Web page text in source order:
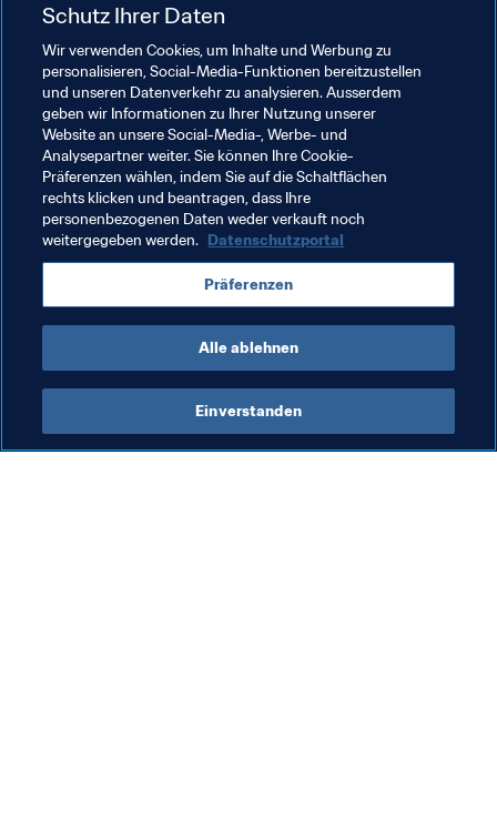
"Nach dem Spiel in Spanien waren wir zuversichtlich,
dass wir vier Tore schießen und 4:0 gewinnen können.
Die Leute haben das bezweifelt. Sie dachten, das wir
dazu nicht in der Lage wären. Aber wir haben wieder
gezeigt, dass im Fussball alles möglich ist. Ich war
wirklich sauer, dass der Trainer mich auf die Bank gesetzt
hat. Ich habe nur versucht, meiner Mannschaft zu helfen
und bin glücklich, dass mir das mit zwei Toren gelungen
Schutz Ihrer Daten
Wir verwenden Cookies, um Inhalte und Werbung zu
personalisieren, Social-Media-Funktionen bereitzustellen
und unseren Datenverkehr zu analysieren. Ausserdem
geben wir Informationen zu Ihrer Nutzung unserer
Website an unsere Social-Media-, Werbe- und
Analysepartner weiter. Sie können Ihre Cookie-
Präferenzen wählen, indem Sie auf die Schaltflächen
rechts klicken und beantragen, dass Ihre
personenbezogenen Daten weder verkauft noch
weitergegeben werden. Datenschutzportal
Präferenzen
Alle ablehnen
Einverstanden